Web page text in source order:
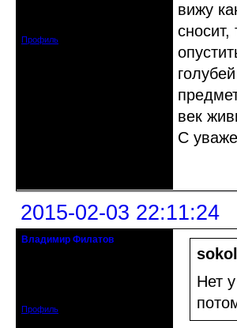
Профиль
вижу
век
С
2015-02-03 22:11:24
Владимир Филатов
Профиль
Нет